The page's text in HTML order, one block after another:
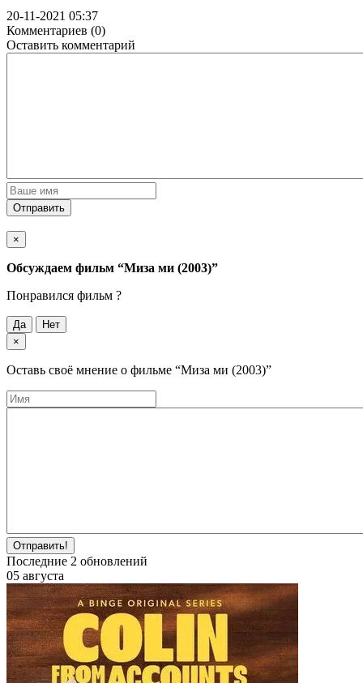
20-11-2021 05:37
Комментариев (0)
Оставить комментарий
Отправить
×
Обсуждаем фильм “Миза ми (2003)”
Понравился фильм ?
Да
Нет
×
Оставь своё мнение о фильме “Миза ми (2003)”
Отправить!
Последние 2 обновлений
05 августа